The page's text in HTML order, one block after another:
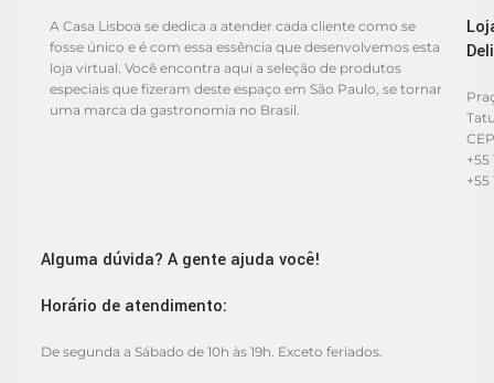
A Casa Lisboa se dedica a atender cada cliente como se
fosse único e é com essa essência que desenvolvemos esta
loja virtual. Você encontra aqui a seleção de produtos
especiais que fizeram deste espaço em São Paulo, se tornar
uma marca da gastronomia no Brasil.
+55
+55
Alguma dúvida? A gente ajuda você!
Horário de atendimento:
De segunda a Sábado de 10h às 19h. Exceto feriados.